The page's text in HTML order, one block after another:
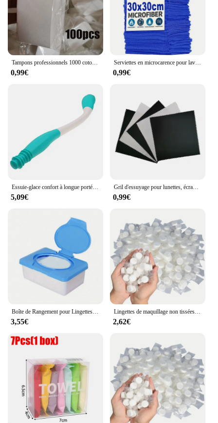
Tampons professionnels 1000 coton pour essuyer les ongles, non pelucheux, dissolvant de vernis gel, outils de livres d'art des ongles, 500 pièces, 200 pièces, 180 pièces, 100 pièces, 100% pièces
0,99€
Serviettes en microcarence pour lavage de voiture, serviette de séchage pour gril, livres ménagers, Everths, détails automatiques, outils de polissage pour la maison, 1-20 pièces
0,99€
Essuie-glace confort à longue portée, outils d'aide aux toilettes, femmes enceintes, pas de flexion pour papier toilette, lingettes pré-humidifiées
5,09€
Gril d'essuyage pour lunettes, écran de téléphone portable, lentille de livres, 10 pièces
0,99€
Boîte de Rangement pour Lingettes avec Couvercle, Distributeur, 1 x
3,55€
Lingettes de maquillage non tissées, portables, compressées, douces, visage de poulet, serviettes pour les mains, livres, 50 pièces
2,62€